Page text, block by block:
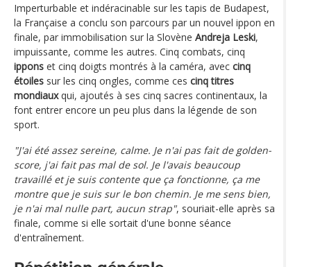
Imperturbable et indéracinable sur les tapis de Budapest,
la Française a conclu son parcours par un nouvel ippon en
finale, par immobilisation sur la Slovène Andreja Leski,
impuissante, comme les autres. Cinq combats, cinq
ippons et cinq doigts montrés à la caméra, avec cinq
étoiles sur les cinq ongles, comme ces cinq titres
mondiauxqui, ajoutés à ses cinq sacres continentaux, la
font entrer encore un peu plus dans la légende de son
sport.
"J'ai été assez sereine, calme. Je n'ai pas fait de golden-
score, j'ai fait pas mal de sol. Je l'avais beaucoup
travaillé et je suis contente que ça fonctionne, ça me
montre que je suis sur le bon chemin. Je me sens bien,
je n'ai mal nulle part, aucun strap", souriait-elle après sa
finale, comme si elle sortait d'une bonne séance
d'entraînement.